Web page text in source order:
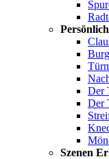
Der
Der
Szenen